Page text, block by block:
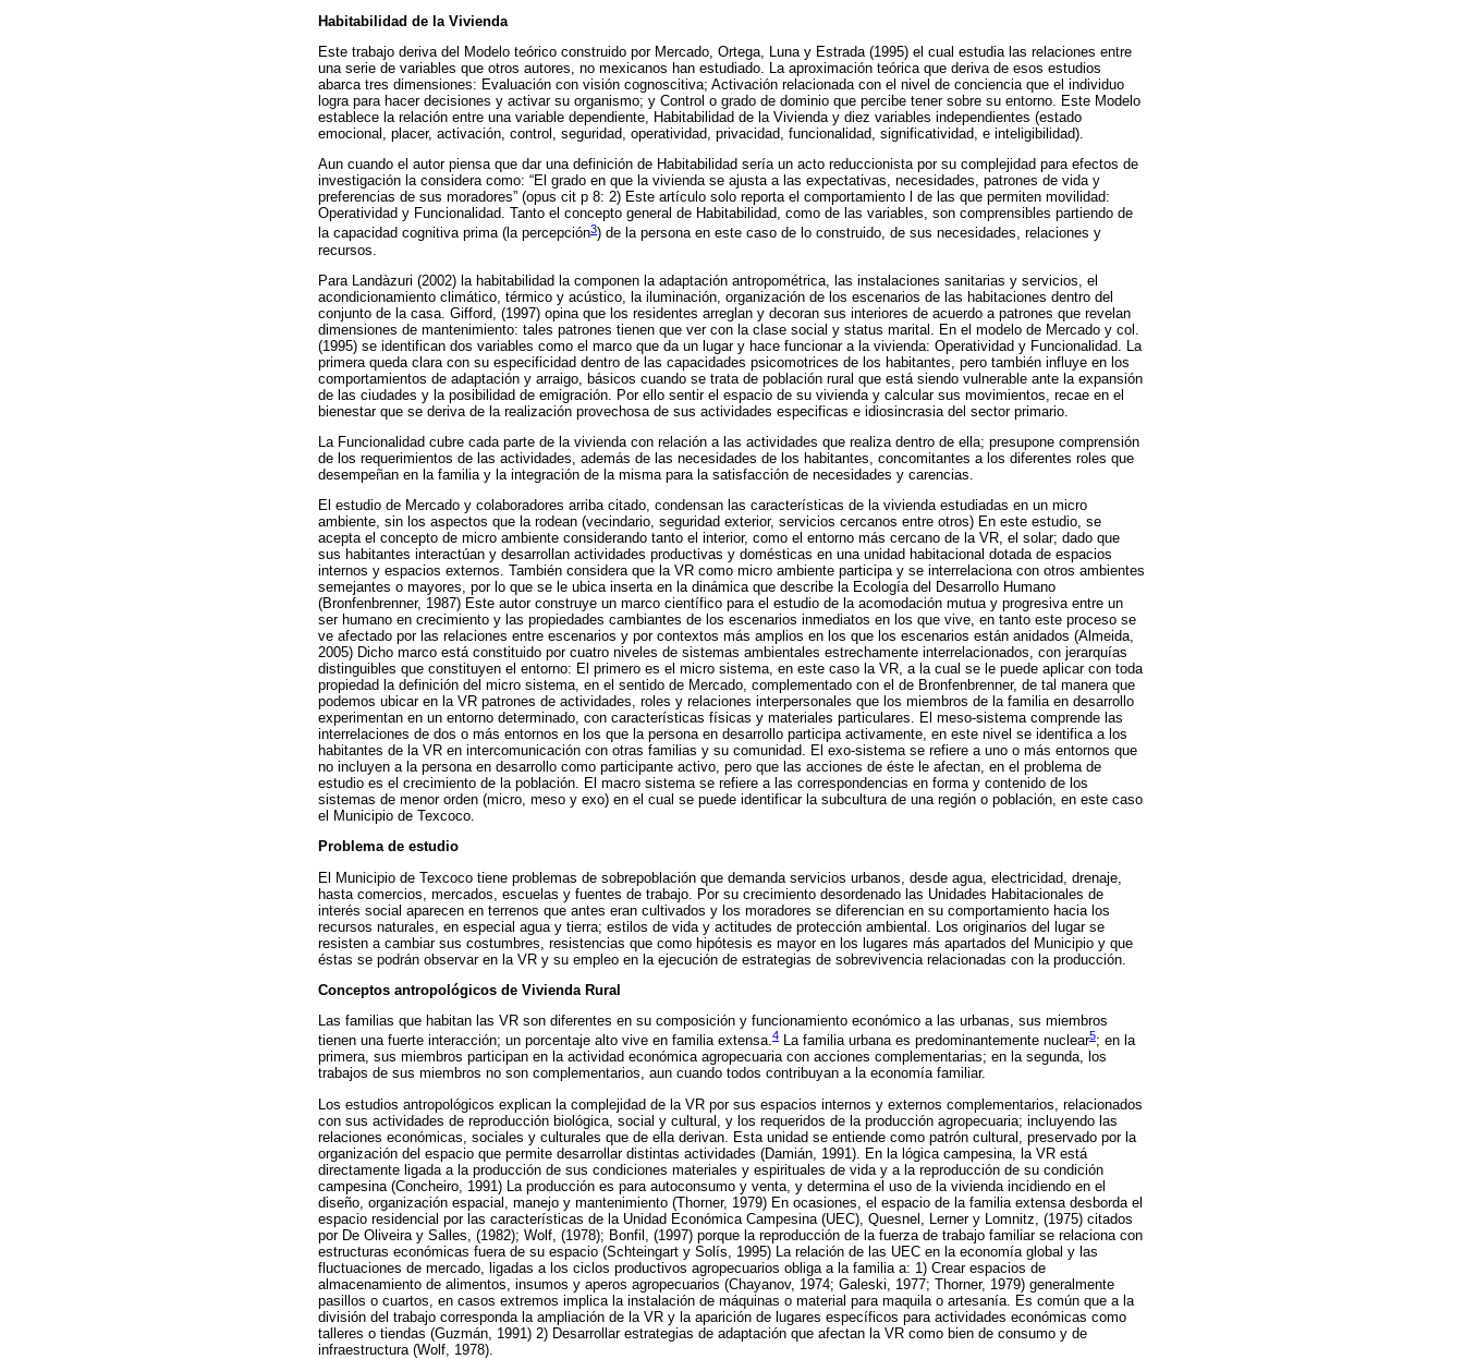
Habitabilidad de la Vivienda
Este trabajo deriva del Modelo teórico construido por Mercado, Ortega, Luna y Estrada (1995) el cual estudia las relaciones entre
una serie de variables que otros autores, no mexicanos han estudiado. La aproximación teórica que deriva de esos estudios
abarca tres dimensiones: Evaluación con visión cognoscitiva; Activación relacionada con el nivel de conciencia que el individuo
logra para hacer decisiones y activar su organismo; y Control o grado de dominio que percibe tener sobre su entorno. Este Modelo
establece la relación entre una variable dependiente, Habitabilidad de la Vivienda y diez variables independientes (estado
emocional, placer, activación, control, seguridad, operatividad, privacidad, funcionalidad, significatividad, e inteligibilidad).
Aun cuando el autor piensa que dar una definición de Habitabilidad sería un acto reduccionista por su complejidad para efectos de
investigación la considera como: “El grado en que la vivienda se ajusta a las expectativas, necesidades, patrones de vida y
preferencias de sus moradores” (opus cit p 8: 2) Este artículo solo reporta el comportamiento l de las que permiten movilidad:
Operatividad y Funcionalidad. Tanto el concepto general de Habitabilidad, como de las variables, son comprensibles partiendo de
la capacidad cognitiva prima (la percepción3) de la persona en este caso de lo construido, de sus necesidades, relaciones y
recursos.
Para Landàzuri (2002) la habitabilidad la componen la adaptación antropométrica, las instalaciones sanitarias y servicios, el
acondicionamiento climático, térmico y acústico, la iluminación, organización de los escenarios de las habitaciones dentro del
conjunto de la casa. Gifford, (1997) opina que los residentes arreglan y decoran sus interiores de acuerdo a patrones que revelan
dimensiones de mantenimiento: tales patrones tienen que ver con la clase social y status marital. En el modelo de Mercado y col.
(1995) se identifican dos variables como el marco que da un lugar y hace funcionar a la vivienda: Operatividad y Funcionalidad. La
primera queda clara con su especificidad dentro de las capacidades psicomotrices de los habitantes, pero también influye en los
comportamientos de adaptación y arraigo, básicos cuando se trata de población rural que está siendo vulnerable ante la expansión
de las ciudades y la posibilidad de emigración. Por ello sentir el espacio de su vivienda y calcular sus movimientos, recae en el
bienestar que se deriva de la realización provechosa de sus actividades especificas e idiosincrasia del sector primario.
La Funcionalidad cubre cada parte de la vivienda con relación a las actividades que realiza dentro de ella; presupone comprensión
de los requerimientos de las actividades, además de las necesidades de los habitantes, concomitantes a los diferentes roles que
desempeñan en la familia y la integración de la misma para la satisfacción de necesidades y carencias.
El estudio de Mercado y colaboradores arriba citado, condensan las características de la vivienda estudiadas en un micro
ambiente, sin los aspectos que la rodean (vecindario, seguridad exterior, servicios cercanos entre otros) En este estudio, se
acepta el concepto de micro ambiente considerando tanto el interior, como el entorno más cercano de la VR, el solar; dado que
sus habitantes interactúan y desarrollan actividades productivas y domésticas en una unidad habitacional dotada de espacios
internos y espacios externos. También considera que la VR como micro ambiente participa y se interrelaciona con otros ambientes
semejantes o mayores, por lo que se le ubica inserta en la dinámica que describe la Ecología del Desarrollo Humano
(Bronfenbrenner, 1987) Este autor construye un marco científico para el estudio de la acomodación mutua y progresiva entre un
ser humano en crecimiento y las propiedades cambiantes de los escenarios inmediatos en los que vive, en tanto este proceso se
ve afectado por las relaciones entre escenarios y por contextos más amplios en los que los escenarios están anidados (Almeida,
2005) Dicho marco está constituido por cuatro niveles de sistemas ambientales estrechamente interrelacionados, con jerarquías
distinguibles que constituyen el entorno: El primero es el micro sistema, en este caso la VR, a la cual se le puede aplicar con toda
propiedad la definición del micro sistema, en el sentido de Mercado, complementado con el de Bronfenbrenner, de tal manera que
podemos ubicar en la VR patrones de actividades, roles y relaciones interpersonales que los miembros de la familia en desarrollo
experimentan en un entorno determinado, con características físicas y materiales particulares. El meso-sistema comprende las
interrelaciones de dos o más entornos en los que la persona en desarrollo participa activamente, en este nivel se identifica a los
habitantes de la VR en intercomunicación con otras familias y su comunidad. El exo-sistema se refiere a uno o más entornos que
no incluyen a la persona en desarrollo como participante activo, pero que las acciones de éste le afectan, en el problema de
estudio es el crecimiento de la población. El macro sistema se refiere a las correspondencias en forma y contenido de los
sistemas de menor orden (micro, meso y exo) en el cual se puede identificar la subcultura de una región o población, en este caso
el Municipio de Texcoco.
Problema de estudio
El Municipio de Texcoco tiene problemas de sobrepoblación que demanda servicios urbanos, desde agua, electricidad, drenaje,
hasta comercios, mercados, escuelas y fuentes de trabajo. Por su crecimiento desordenado las Unidades Habitacionales de
interés social aparecen en terrenos que antes eran cultivados y los moradores se diferencian en su comportamiento hacia los
recursos naturales, en especial agua y tierra; estilos de vida y actitudes de protección ambiental. Los originarios del lugar se
resisten a cambiar sus costumbres, resistencias que como hipótesis es mayor en los lugares más apartados del Municipio y que
éstas se podrán observar en la VR y su empleo en la ejecución de estrategias de sobrevivencia relacionadas con la producción.
Conceptos antropológicos de Vivienda Rural
Las familias que habitan las VR son diferentes en su composición y funcionamiento económico a las urbanas, sus miembros
tienen una fuerte interacción; un porcentaje alto vive en familia extensa.4 La familia urbana es predominantemente nuclear5; en la
primera, sus miembros participan en la actividad económica agropecuaria con acciones complementarias; en la segunda, los
trabajos de sus miembros no son complementarios, aun cuando todos contribuyan a la economía familiar.
Los estudios antropológicos explican la complejidad de la VR por sus espacios internos y externos complementarios, relacionados
con sus actividades de reproducción biológica, social y cultural, y los requeridos de la producción agropecuaria; incluyendo las
relaciones económicas, sociales y culturales que de ella derivan. Esta unidad se entiende como patrón cultural, preservado por la
organización del espacio que permite desarrollar distintas actividades (Damián, 1991). En la lógica campesina, la VR está
directamente ligada a la producción de sus condiciones materiales y espirituales de vida y a la reproducción de su condición
campesina (Concheiro, 1991) La producción es para autoconsumo y venta, y determina el uso de la vivienda incidiendo en el
diseño, organización espacial, manejo y mantenimiento (Thorner, 1979) En ocasiones, el espacio de la familia extensa desborda el
espacio residencial por las características de la Unidad Económica Campesina (UEC), Quesnel, Lerner y Lomnitz, (1975) citados
por De Oliveira y Salles, (1982); Wolf, (1978); Bonfil, (1997) porque la reproducción de la fuerza de trabajo familiar se relaciona con
estructuras económicas fuera de su espacio (Schteingart y Solís, 1995) La relación de las UEC en la economía global y las
fluctuaciones de mercado, ligadas a los ciclos productivos agropecuarios obliga a la familia a: 1) Crear espacios de
almacenamiento de alimentos, insumos y aperos agropecuarios (Chayanov, 1974; Galeski, 1977; Thorner, 1979) generalmente
pasillos o cuartos, en casos extremos implica la instalación de máquinas o material para maquila o artesanía. Es común que a la
división del trabajo corresponda la ampliación de la VR y la aparición de lugares específicos para actividades económicas como
talleres o tiendas (Guzmán, 1991) 2) Desarrollar estrategias de adaptación que afectan la VR como bien de consumo y de
infraestructura (Wolf, 1978).